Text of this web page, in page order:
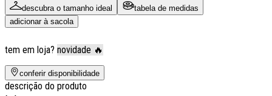
descubra o tamanho ideal
tabela de medidas
adicionar à sacola
tem em loja? novidade 🔥
conferir disponibilidade
descrição do produto